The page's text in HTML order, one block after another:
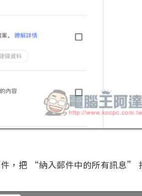
，把 “納入郵件中的所有訊息”